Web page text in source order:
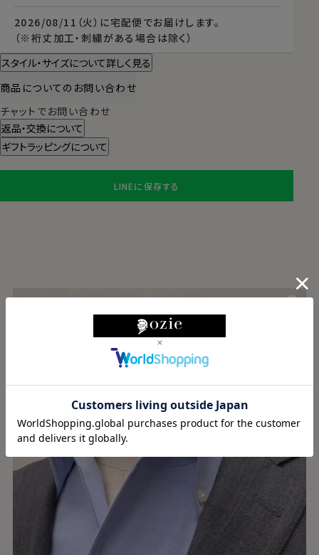
2026/08/11（火） に宅配便 でお届けします。
（※裄丈加工・刺繍がある場合は除く）
スタイル・サイズについて詳しく見る
商品についてのお問い合わせ
チャットでお問い合わせ
返品・交換について
ギフトラッピングについて
LINEに保存する